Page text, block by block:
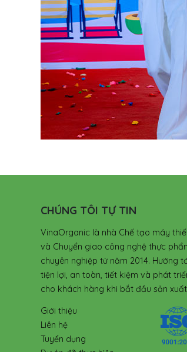
CHÚNG TÔI TỰ TIN
VinaOrganic là nhà Chế tạo máy
và Chuyển giao công nghệ thực
chuyên nghiệp từ năm 2014. Hướng
tiện lợi, an toàn, tiết kiệm và phát
cho khách hàng khi bắt đầu sản
Giới thiệu
Liên hệ
Tuyển dụng